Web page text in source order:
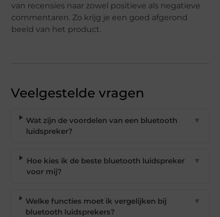
van recensies naar zowel positieve als negatieve
commentaren. Zo krijg je een goed afgerond
beeld van het product.
Veelgestelde vragen
Wat zijn de voordelen van een bluetooth
luidspreker?
▼
Hoe kies ik de beste bluetooth luidspreker
voor mij?
▼
Welke functies moet ik vergelijken bij
bluetooth luidsprekers?
▼